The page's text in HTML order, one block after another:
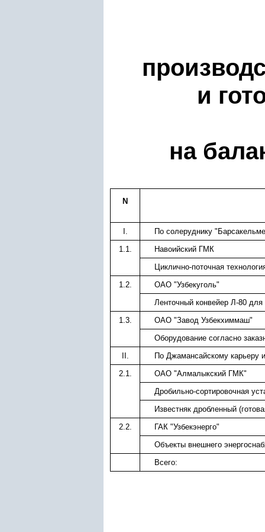
и
на
N
I.
По солеруднику
1.1.
Навоийский ГМК
Циклично-поточная
1.2.
ОАО "Узбекуголь"
Ленточный конвейер Л-80
1.3.
ОАО "Завод Узбекхиммаш"
Оборудование согласно
II.
По Джамансайскому карьеру
2.1.
ОАО "Алмалыкский ГМК"
Дробильно-сортировочная
Известняк дробленный
2.2.
ГАК "Узбекэнерго"
Объекты внешнего
Всего: